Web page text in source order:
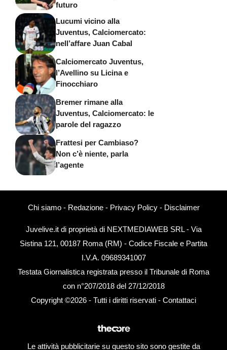
futuro
Lucumi vicino alla
Juventus, Calciomercato:
nell’affare Juan Cabal
Calciomercato Juventus,
l’Avellino su Licina e
Finocchiaro
Bremer rimane alla
Juventus, Calciomercato: le
parole del ragazzo
Frattesi per Cambiaso?
Non c’è niente, parla
l’agente
Chi siamo- Redazione- Privacy Policy- Disclaimer
Juvelive.it di proprietà di NEXTMEDIAWEB SRL - Via
Sistina 121, 00187 Roma (RM) - Codice Fiscale e Partita
I.V.A. 09689341007
Testata Giornalistica registrata presso il Tribunale di Roma
con n°207/2018 del 27/12/2018
Copyright ©2026 - Tutti i diritti riservati - Contattaci
Le attività pubblicitarie su questo sito sono gestite da